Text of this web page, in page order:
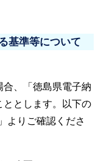
基準等について
、「徳島県電子納
ととします。以下の
よりご確認くださ